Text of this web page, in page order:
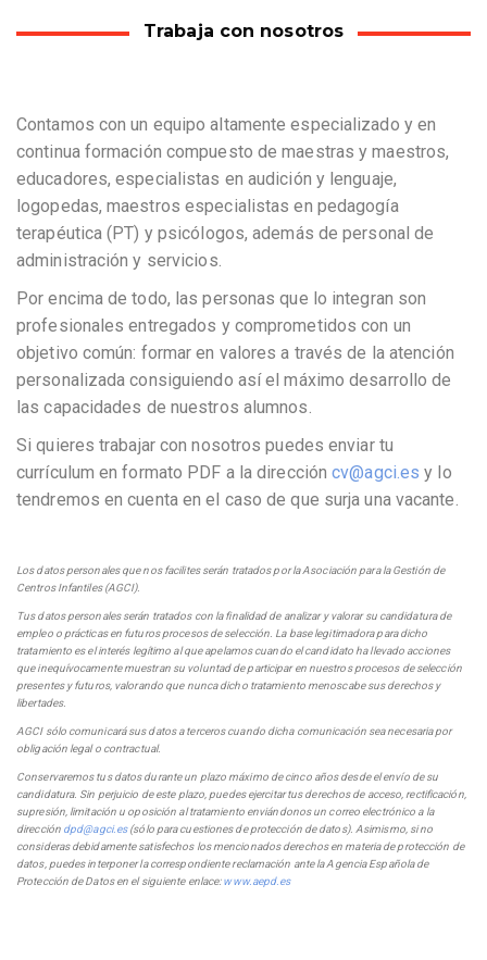
Trabaja con nosotros
Contamos con un equipo altamente especializado y en
continua formación compuesto de maestras y maestros,
educadores, especialistas en audición y lenguaje,
logopedas, maestros especialistas en pedagogía
terapéutica (PT) y psicólogos, además de personal de
administración y servicios.
Por encima de todo, las personas que lo integran son
profesionales entregados y comprometidos con un
objetivo común: formar en valores a través de la atención
personalizada consiguiendo así el máximo desarrollo de
las capacidades de nuestros alumnos.
Si quieres trabajar con nosotros puedes enviar tu
currículum en formato PDF a la direccióncv@agci.es y lo
tendremos en cuenta en el caso de que surja una vacante.
Los datos personales que nos facilites serán tratados por la Asociación para la Gestión de
Centros Infantiles (AGCI).
Tus datos personales serán tratados con la finalidad de analizar y valorar su candidatura de
empleo o prácticas en futuros procesos de selección. La base legitimadora para dicho
tratamiento es el interés legítimo al que apelamos cuando el candidato ha llevado acciones
que inequívocamente muestran su voluntad de participar en nuestros procesos de selección
presentes y futuros, valorando que nunca dicho tratamiento menoscabe sus derechos y
libertades.
AGCI sólo comunicará sus datos a terceros cuando dicha comunicación sea necesaria por
obligación legal o contractual.
Conservaremos tus datos durante un plazo máximo de cinco años desde el envío de su
candidatura. Sin perjuicio de este plazo, puedes ejercitar tus derechos de acceso, rectificación,
supresión, limitación u oposición al tratamiento enviándonos un correo electrónico a la
dirección dpd@agci.es(sólo para cuestiones de protección de datos). Asimismo, si no
consideras debidamente satisfechos los mencionados derechos en materia de protección de
datos, puedes interponer la correspondiente reclamación ante la Agencia Española de
Protección de Datos en el siguiente enlace:www.aepd.es